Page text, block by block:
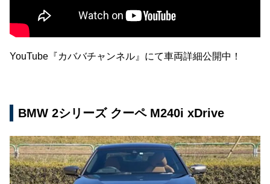
YouTube『カババチャンネル』にて車両詳細公開中！
BMW 2シリーズ クーペ M240i xDrive